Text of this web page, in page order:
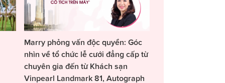
Marry phỏng vấn độc quyền: Góc
nhìn về tổ chức lễ cưới đẳng cấp từ
chuyên gia đến từ Khách sạn
Vinpearl Landmark 81, Autograph